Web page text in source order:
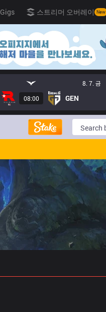
Gigs 스트리머 오버레이 New
8. 7. 금
08:00 GEN